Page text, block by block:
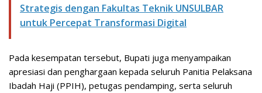
Strategis dengan Fakultas Teknik UNSULBAR
untuk Percepat Transformasi Digital
Pada kesempatan tersebut, Bupati juga menyampaikan
apresiasi dan penghargaan kepada seluruh Panitia Pelaksana
Ibadah Haji (PPIH), petugas pendamping, serta seluruh